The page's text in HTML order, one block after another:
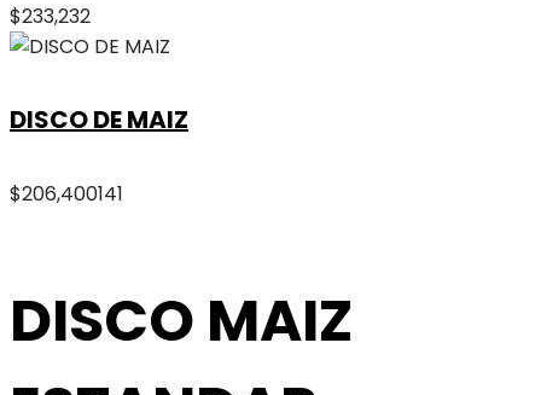
$233,232
DISCO DE MAIZ
$206,400141
DISCO MAIZ